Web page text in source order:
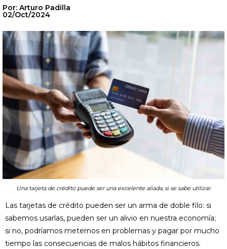
Por: Arturo Padilla
02/Oct/2024
Una tarjeta de crédito puede ser una excelente aliada, si se sabe utilizar.
Las tarjetas de crédito pueden ser un arma de doble filo: si
sabemos usarlas, pueden ser un alivio en nuestra economía;
si no, podríamos meternos en problemas y pagar por mucho
tiempo las consecuencias de malos hábitos financieros.